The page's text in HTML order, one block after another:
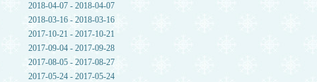
2018-04-07 - 2018-04-07
2018-03-16 - 2018-03-16
2017-10-21 - 2017-10-21
2017-09-04 - 2017-09-28
2017-08-05 - 2017-08-27
2017-05-24 - 2017-05-24